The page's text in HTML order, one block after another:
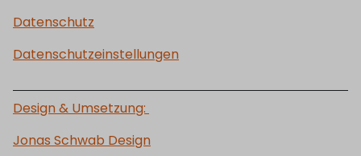
Datenschutz
Datenschutzeinstellungen
Design & Umsetzung:
Jonas Schwab Design